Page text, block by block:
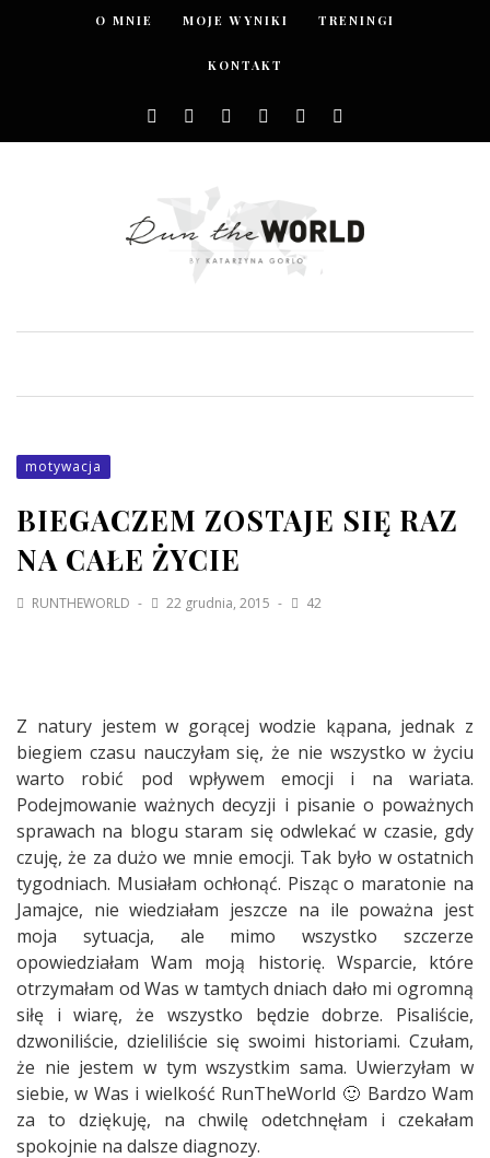
O MNIE MOJE WYNIKI TRENINGI
KONTAKT
motywacja
BIEGACZEM ZOSTAJE SIĘ RAZ
NA CAŁE ŻYCIE
RUNTHEWORLD 22 grudnia, 2015 42
Z natury jestem w gorącej wodzie kąpana, jednak z
biegiem czasu nauczyłam się, że nie wszystko w życiu
warto robić pod wpływem emocji i na wariata.
Podejmowanie ważnych decyzji i pisanie o poważnych
sprawach na blogu staram się odwlekać w czasie, gdy
czuję, że za dużo we mnie emocji. Tak było w ostatnich
tygodniach. Musiałam ochłonąć. Pisząc o maratonie na
Jamajce, nie wiedziałam jeszcze na ile poważna jest
moja sytuacja, ale mimo wszystko szczerze
opowiedziałam Wam moją historię. Wsparcie, które
otrzymałam od Was w tamtych dniach dało mi ogromną
siłę i wiarę, że wszystko będzie dobrze. Pisaliście,
dzwoniliście, dzieliliście się swoimi historiami. Czułam,
że nie jestem w tym wszystkim sama. Uwierzyłam w
siebie, w Was i wielkość RunTheWorld 🙂 Bardzo Wam
za to dziękuję, na chwilę odetchnęłam i czekałam
spokojnie na dalsze diagnozy.